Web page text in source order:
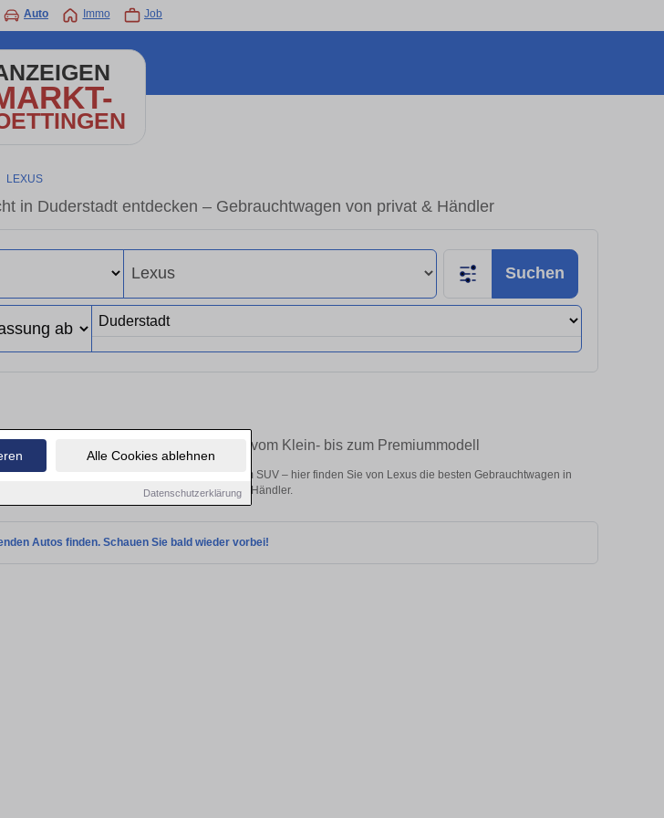
Alle Cookies ablehnen
Datenschutzerklärung
Auto Immo Job
LEXUS
in Duderstadt entdecken – Gebrauchtwagen von privat & Händler
Suchen
Ihren gebrauchten Lexus – vom Klein- bis zum Premiummodell
Lexus Fahrzeuge. Von Kleinwagen bis hin zum SUV – hier finden Sie von Lexus die besten Gebrauchtwagen in
Duderstadt von privat und vom Händler.
Autos finden. Schauen Sie bald wieder vorbei!